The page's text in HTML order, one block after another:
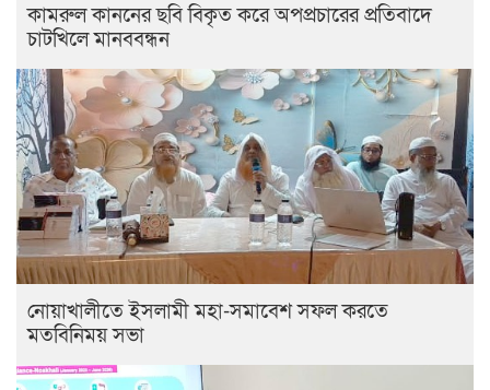
কামরুল কাননের ছবি বিকৃত করে অপপ্রচারের প্রতিবাদে
চাটখিলে মানববন্ধন
নোয়াখালীতে ইসলামী মহা-সমাবেশ সফল করতে
মতবিনিময় সভা